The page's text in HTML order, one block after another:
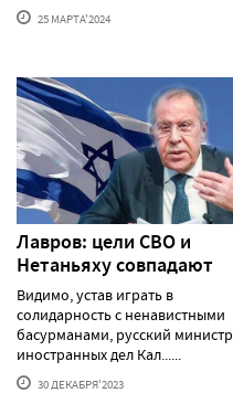
25 МАРТА'2024
Лавров: цели СВО и
Нетаньяху совпадают
Видимо, устав играть в
солидарность с ненавистными
басурманами, русский министр
иностранных дел Кал......
30 ДЕКАБРЯ'2023